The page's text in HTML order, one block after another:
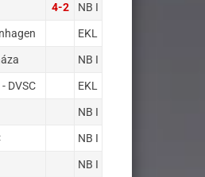
4-2 NB I
EKL
NB I
DVSC EKL
NB I
NB I
NB I